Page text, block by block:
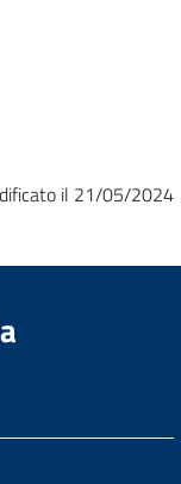
il 21/05/2024